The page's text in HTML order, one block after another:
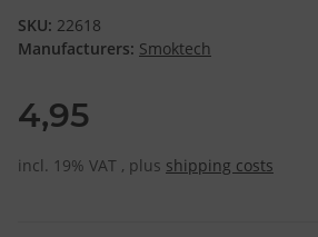
SKU: 22618
Manufacturers: Smoktech
4,95
incl. 19% VAT , plus shipping costs